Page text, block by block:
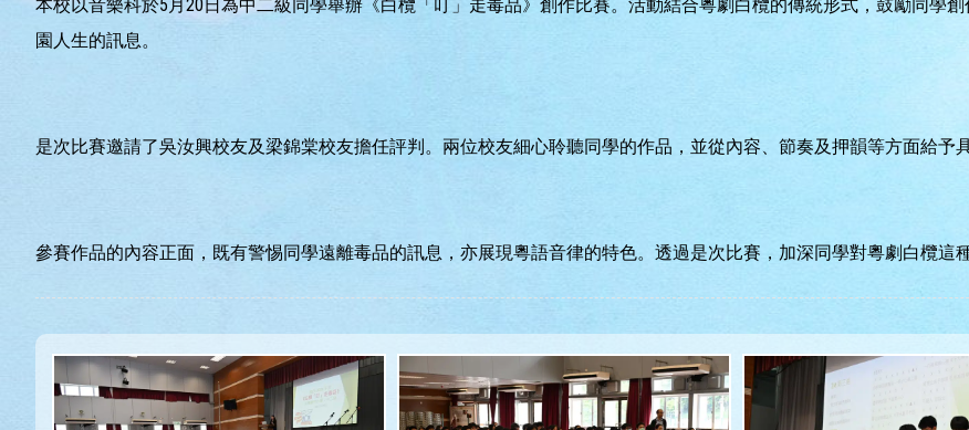
本校以音樂科於5月20日為中二級同學舉辦《白欖「叮」走毒品》創作比賽。活動結合粵劇白欖的傳統形式，鼓勵同學
園人生的訊息。
是次比賽邀請了吳汝興校友及梁錦棠校友擔任評判。兩位校友細心聆聽同學的作品，並從內容、節奏及押韻等方面給予
參賽作品的內容正面，既有警惕同學遠離毒品的訊息，亦展現粵語音律的特色。透過是次比賽，加深同學對粵劇白欖這